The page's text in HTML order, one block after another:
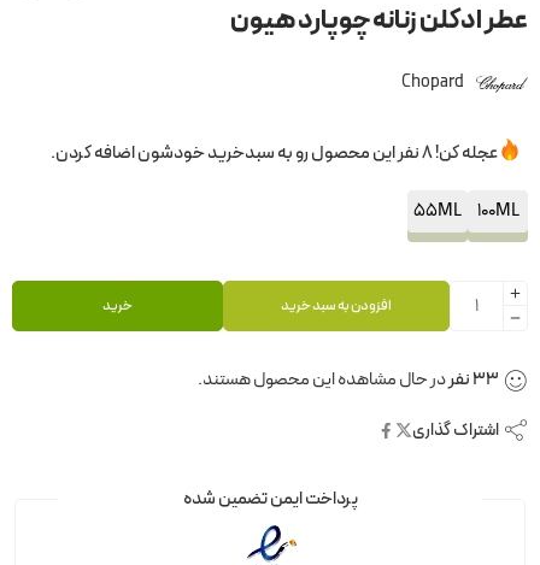
عطر ادکلن زنانه چوپارد هیون
Chopard
عجله کن! 8 نفر این محصول رو به سبدخرید خودشون اضافه کردن.
100ML
55ML
افزودن به سبد خرید خرید
33نفردر حال مشاهده این محصول هستند.
اشتراک گذاری
پرداخت ایمن تضمین شده